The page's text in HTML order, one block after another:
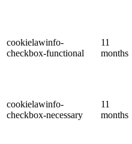
cookielawinfo-
checkbox-functional
11
months
cookielawinfo-
checkbox-necessary
11
months